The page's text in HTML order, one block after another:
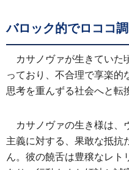
バロック的でロココ
カサノヴァが生きていた
っており、不合理で享楽的
思考を重んずる社会へと転
カサノヴァの生き様は、
主義に対する、果敢な抵抗
ん。彼の饒舌は豊穣なレト